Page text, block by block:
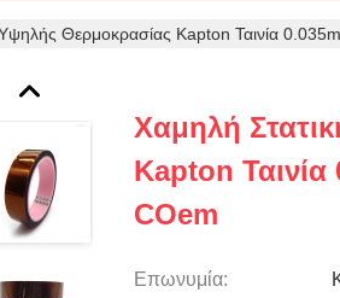
Θερμοκρασίας Kapton Ταινία
Χαμηλή
Kapton
COem
Επωνυμία: